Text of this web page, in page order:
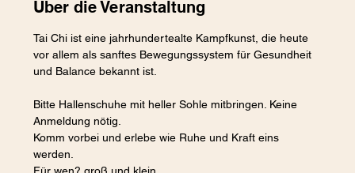
Über die Veranstaltung
Tai Chi ist eine jahrhundertealte Kampfkunst, die heute
vor allem als sanftes Bewegungssystem für Gesundheit
und Balance bekannt ist.
Bitte Hallenschuhe mit heller Sohle mitbringen. Keine
Anmeldung nötig.
Komm vorbei und erlebe wie Ruhe und Kraft eins
werden.
Für wen? groß und klein